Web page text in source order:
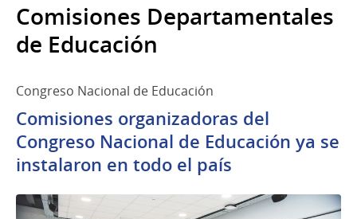
Comisiones Departamentales
de Educación
Congreso Nacional de Educación
Comisiones organizadoras del
Congreso Nacional de Educación ya se
instalaron en todo el país